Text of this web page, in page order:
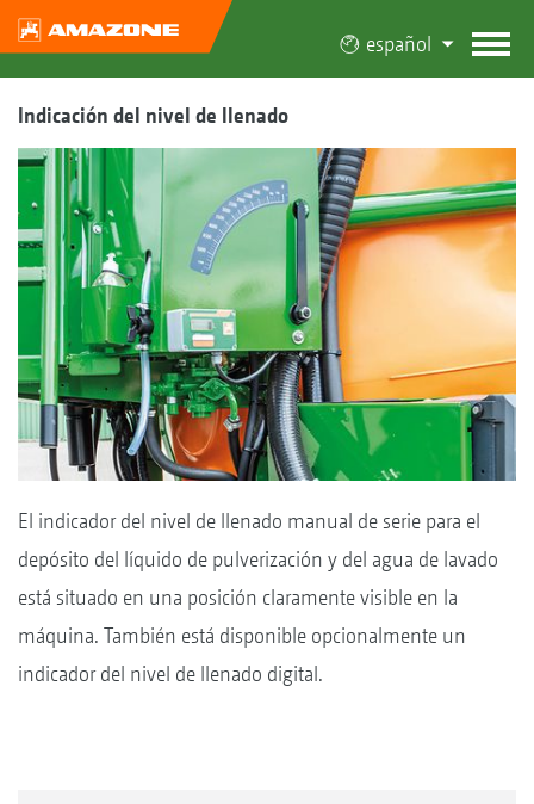
español
Indicación del nivel de llenado
El indicador del nivel de llenado manual de serie para el
depósito del líquido de pulverización y del agua de lavado
está situado en una posición claramente visible en la
máquina. También está disponible opcionalmente un
indicador del nivel de llenado digital.